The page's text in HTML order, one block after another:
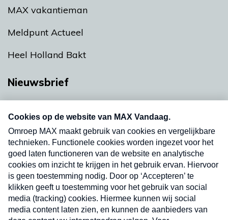
MAX vakantieman
Meldpunt Actueel
Heel Holland Bakt
Nieuwsbrief
nieuwsbrief. Elke vrijdag- en dinsdagochtend in
uw mailbox.
Verzend